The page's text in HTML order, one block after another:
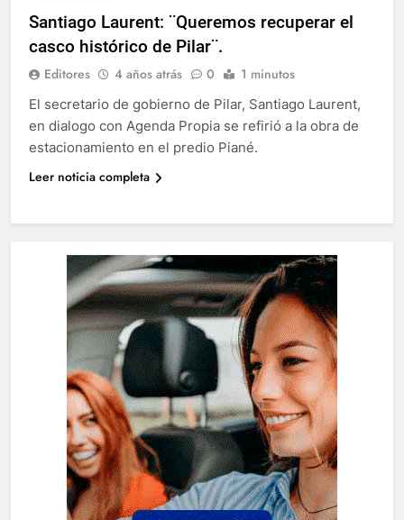
Santiago Laurent: ¨Queremos recuperar el
casco histórico de Pilar¨.
Editores 4 años atrás 0 1 minutos
El secretario de gobierno de Pilar, Santiago Laurent,
en dialogo con Agenda Propia se refirió a la obra de
estacionamiento en el predio Piané.
Leer noticia completa